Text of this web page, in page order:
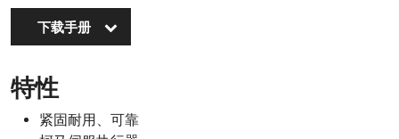
下载手册
特性
紧固耐用、可靠